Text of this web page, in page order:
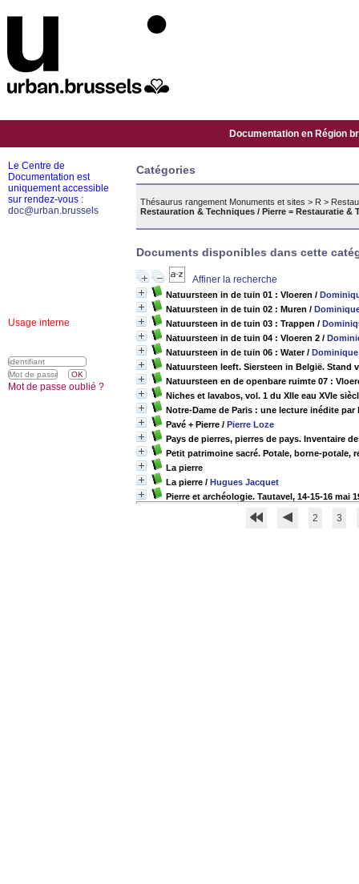
Documentation en Région
Catégories
Thésaurus rangement Monuments et sites > R >
Restauration & Techniques / Pierre = Restauratie &
Documents disponibles dans cette
Affiner la recherche
Natuursteen in de tuin 01 : Vloeren /
Natuursteen in de tuin 02 : Muren /
Natuursteen in de tuin 03 : Trappen /
Natuursteen in de tuin 04 : Vloeren 2 /
Natuursteen in de tuin 06 : Water/
Natuursteen leeft. Siersteen in België. Stand
Natuursteen en de openbare ruimte 07 :
Niches et lavabos, vol. 1 du XIIe eau XVIe
Notre-Dame de Paris : une lecture inédite par
Pavé + Pierre / Pierre Loze
Pays de pierres, pierres de pays. Inventaire
Petit patrimoine sacré. Potale, borne-potale,
La pierre
La pierre / Hugues Jacquet
Pierre et archéologie. Tautavel, 14-15-16 mai
2 3
Le Centre de
Documentation est
uniquement accessible
sur rendez-vous :
doc@urban.brussels
Usage interne
Mot de passe oublié ?